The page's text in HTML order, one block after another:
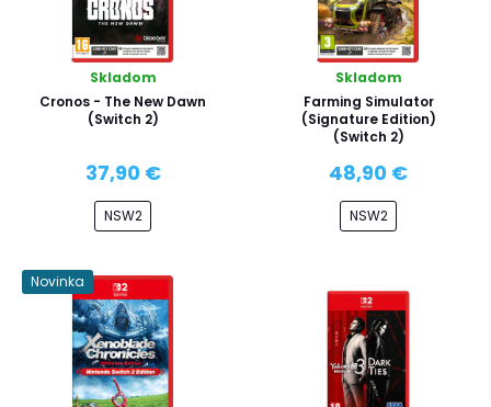
Skladom
Cronos - The New Dawn
(Switch 2)
37,90 €
NSW2
Skladom
Farming Simulator
(Signature Edition)
(Switch 2)
48,90 €
NSW2
Novinka